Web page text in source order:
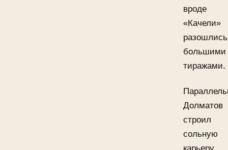
вроде
«Качели»
разошлись
большими
тиражами.
Долматов
строил
сольную
карьеру.